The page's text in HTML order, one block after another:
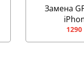
Замена